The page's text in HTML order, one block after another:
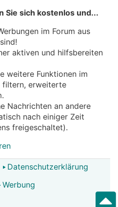
Sie sich kostenlos und...
im Forum aus
aktiven und hilfsbereiten
weitere Funktionen im
filtern, erweiterte
Nachrichten an andere
nach einiger Zeit
freigeschaltet).
Datenschutzerklärung
Werbung